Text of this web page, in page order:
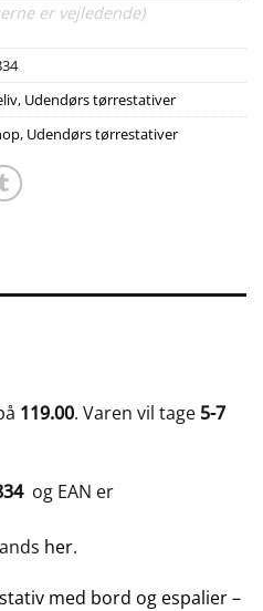
er vejledende)
, Udendørs tørrestativer
, Udendørs tørrestativer
119.00. Varen vil tage 5-7
og EAN er
her.
med bord og espalier –